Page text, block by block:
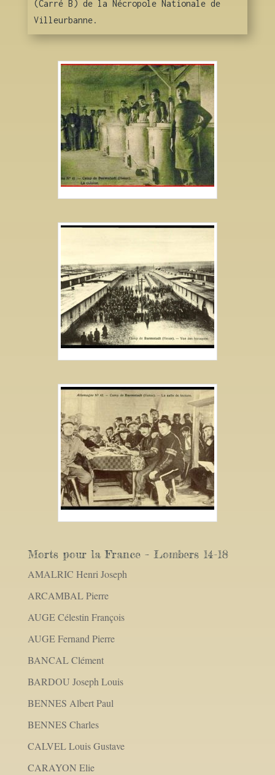
(Carré B) de la Nécropole Nationale de
Villeurbanne.
Morts pour la France – Lombers 14-18
AMALRIC Henri Joseph
ARCAMBAL Pierre
AUGE Célestin François
AUGE Fernand Pierre
BANCAL Clément
BARDOU Joseph Louis
BENNES Albert Paul
BENNES Charles
CALVEL Louis Gustave
CARAYON Elie